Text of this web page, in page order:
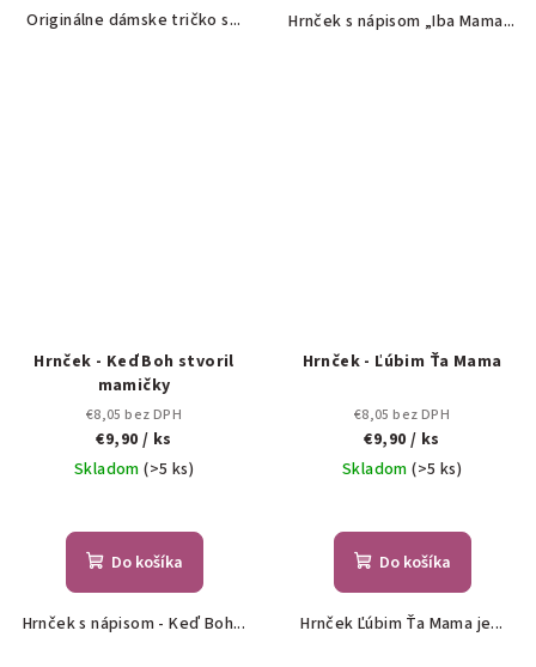
Originálne dámske tričko s... Hrnček s nápisom „Iba Mama...
Hrnček - Keď Boh stvoril
mamičky
€8,05 bez DPH
€9,90 / ks
Skladom(>5 ks)
Do košíka
Hrnček s nápisom - Keď Boh...
Hrnček - Ľúbim Ťa Mama
€8,05 bez DPH
€9,90 / ks
Skladom(>5 ks)
Do košíka
Hrnček Ľúbim Ťa Mama je...